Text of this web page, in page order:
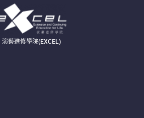
演藝進修學院(EXCEL)